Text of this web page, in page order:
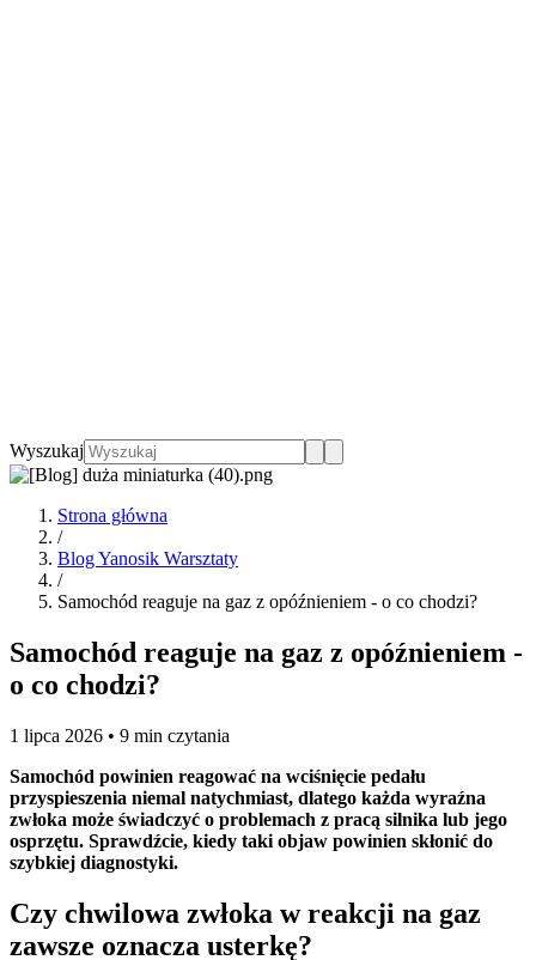
Wyszukaj
Strona główna
/
Blog Yanosik Warsztaty
/
Samochód reaguje na gaz z opóźnieniem - o co chodzi?
Samochód reaguje na gaz z opóźnieniem -
o co chodzi?
1 lipca 2026 • 9 min czytania
Samochód powinien reagować na wciśnięcie pedału
przyspieszenia niemal natychmiast, dlatego każda wyraźna
zwłoka może świadczyć o problemach z pracą silnika lub jego
osprzętu. Sprawdźcie, kiedy taki objaw powinien skłonić do
szybkiej diagnostyki.
Czy chwilowa zwłoka w reakcji na gaz
zawsze oznacza usterkę?